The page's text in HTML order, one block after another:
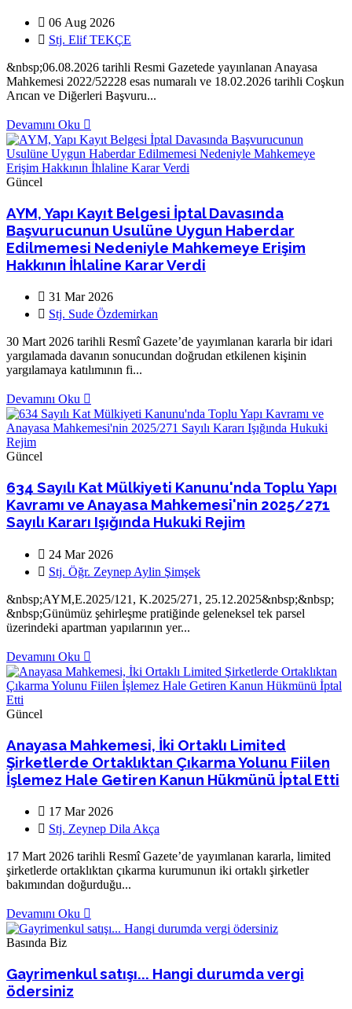
06 Aug 2026
Stj. Elif TEKÇE
&nbsp;06.08.2026 tarihli Resmi Gazetede yayınlanan Anayasa
Mahkemesi 2022/52228 esas numaralı ve 18.02.2026 tarihli Coşkun
Arıcan ve Diğerleri Başvuru...
Devamını Oku
Güncel
AYM, Yapı Kayıt Belgesi İptal Davasında
Başvurucunun Usulüne Uygun Haberdar
Edilmemesi Nedeniyle Mahkemeye Erişim
Hakkının İhlaline Karar Verdi
31 Mar 2026
Stj. Sude Özdemirkan
30 Mart 2026 tarihli Resmî Gazete’de yayımlanan kararla bir idari
yargılamada davanın sonucundan doğrudan etkilenen kişinin
yargılamaya katılımının fi...
Devamını Oku
Güncel
634 Sayılı Kat Mülkiyeti Kanunu'nda Toplu Yapı
Kavramı ve Anayasa Mahkemesi'nin 2025/271
Sayılı Kararı Işığında Hukuki Rejim
24 Mar 2026
Stj. Öğr. Zeynep Aylin Şimşek
&nbsp;AYM,E.2025/121, K.2025/271, 25.12.2025&nbsp;&nbsp;
&nbsp;Günümüz şehirleşme pratiğinde geleneksel tek parsel
üzerindeki apartman yapılarının yer...
Devamını Oku
Güncel
Anayasa Mahkemesi, İki Ortaklı Limited
Şirketlerde Ortaklıktan Çıkarma Yolunu Fiilen
İşlemez Hale Getiren Kanun Hükmünü İptal Etti
17 Mar 2026
Stj. Zeynep Dila Akça
17 Mart 2026 tarihli Resmî Gazete’de yayımlanan kararla, limited
şirketlerde ortaklıktan çıkarma kurumunun iki ortaklı şirketler
bakımından doğurduğu...
Devamını Oku
Basında Biz
Gayrimenkul satışı... Hangi durumda vergi
ödersiniz